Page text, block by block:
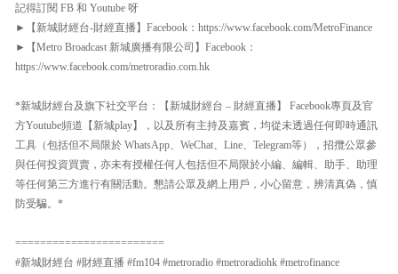
記得訂閱 FB 和 Youtube 呀
►【新城財經台-財經直播】Facebook：https://www.facebook.com/MetroFinance
►【Metro Broadcast 新城廣播有限公司】Facebook：
https://www.facebook.com/metroradio.com.hk
*新城財經台及旗下社交平台：【新城財經台 – 財經直播】 Facebook專頁及官
方Youtube頻道【新城play】，以及所有主持及嘉賓，均從未透過任何即時通訊
工具（包括但不局限於 WhatsApp、WeChat、Line、Telegram等），招攬公眾參
與任何投資買賣，亦未有授權任何人包括但不局限於小編、編輯、助手、助理
等任何第三方進行有關活動。懇請公眾及網上用戶，小心留意，辨清真偽，慎
防受騙。*
========================
#新城財經台 #財經直播 #fm104 #metroradio #metroradiohk #metrofinance